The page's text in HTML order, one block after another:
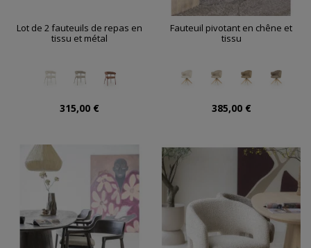
Lot de 2 fauteuils de repas en
tissu et métal
315,00 €
Fauteuil pivotant en chêne et
tissu
385,00 €